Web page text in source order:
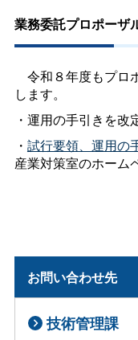
業務委託プロポーザ
令和８年度もプロ
します。
・運用の手引きを改
・ 試行要領、運用の
産業対策室のホーム
お問い合わせ先
技術管理課